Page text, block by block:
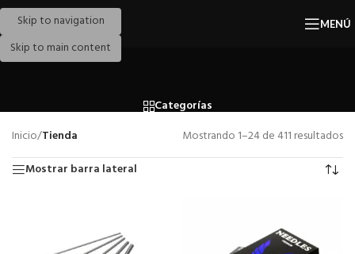
Skip to navigation
Skip to main content
MENÚ
Categorías
Inicio/Tienda
Mostrando 1–24 de 411 resultados
Mostrar barra lateral